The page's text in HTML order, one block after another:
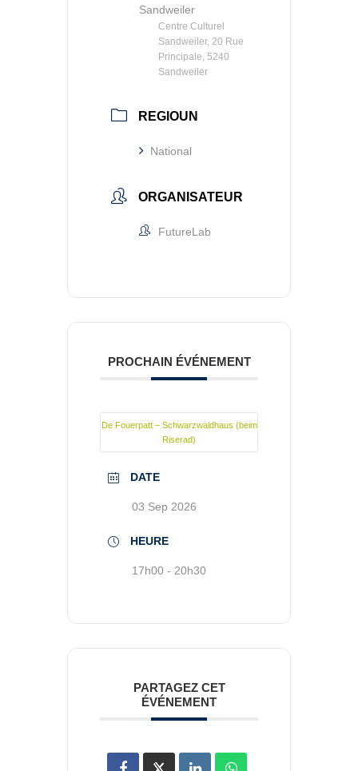
Sandweiler
Centre Culturel
Sandweiler, 20 Rue
Principale, 5240
Sandweiler
REGIOUN
National
ORGANISATEUR
FutureLab
PROCHAIN ÉVÉNEMENT
De Fouerpatt – Schwarzwaldhaus (beim
Riserad)
DATE
03 Sep 2026
HEURE
17h00 - 20h30
PARTAGEZ CET
ÉVÉNEMENT